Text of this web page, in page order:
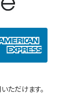
ただけます。